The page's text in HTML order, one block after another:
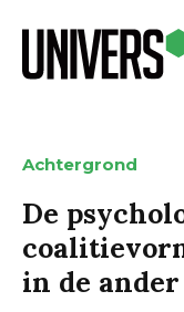
Achtergrond
De
in de